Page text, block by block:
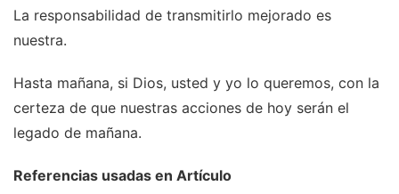
La responsabilidad de transmitirlo mejorado es
nuestra.
Hasta mañana, si Dios, usted y yo lo queremos, con la
certeza de que nuestras acciones de hoy serán el
legado de mañana.
Referencias usadas en Artículo